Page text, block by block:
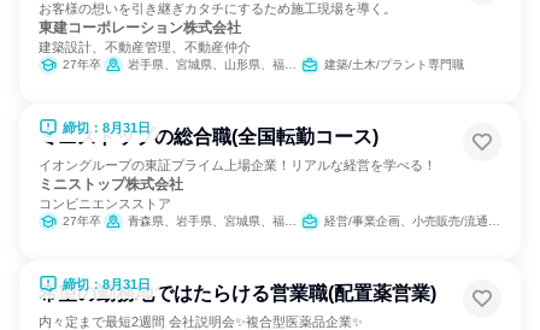
お客様の想いを引き継ぎカタチにするため施工現場を導く。
東建コーポレーション株式会社
建築設計、不動産管理、不動産仲介
27年卒 岩手県、宮城県、山形県、福島県、茨城県、栃木県、群馬県、埼玉県、千葉県、東京都、神奈川県、新潟県、富山県、石川県、福井県、長野県、岐阜県、静岡県、愛知県、三重県、滋賀県、京都府、大阪府、兵庫県、奈良県、鳥取県、島根県、岡山県、広島県、山口県、愛媛県、高知県、福岡県、長崎県、熊本県、大分県、宮崎県、鹿児島県、沖縄県 建築/土木/プラント専門職
締切：8月31日
ミニストップの総合職(全国転勤コース)
イオングループの東証プライム上場企業！リアルな経営を学べる！
ミニストップ株式会社
コンビニエンスストア
27年卒 青森県、岩手県、宮城県、福島県、茨城県、栃木県、群馬県、埼玉県、千葉県、東京都、神奈川県、福井県、岐阜県、静岡県、愛知県、三重県、滋賀県、京都府、大阪府、兵庫県、奈良県、徳島県、香川県、愛媛県、福岡県、佐賀県、大分県 経営/事業企画、小売販売/流通、人事、営業、商品企画、マーケティング・広告・宣伝
締切：8月31日
希望の勤務地ではたらける営業職(配置薬営業)
内々定まで最短2週間 会社説明会✨複合型医薬品企業✨